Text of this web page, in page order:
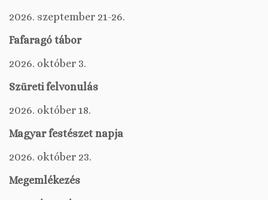
2026. szeptember 21-26.
Fafaragó tábor
2026. október 3.
Szüreti felvonulás
2026. október 18.
Magyar festészet napja
2026. október 23.
Megemlékezés